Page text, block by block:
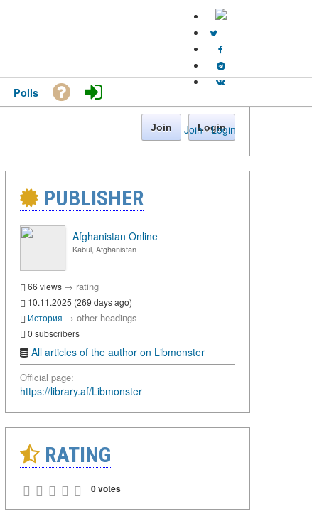
Join · Login
Polls
Join Login
PUBLISHER
Afghanistan Online
Kabul, Afghanistan
66 views → rating
10.11.2025 (269 days ago)
История → other headings
0 subscribers
All articles of the author on Libmonster
Official page:
https://library.af/Libmonster
RATING
0 votes